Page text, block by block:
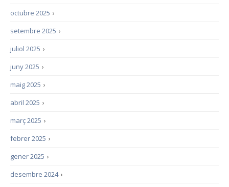
›
octubre 2025
›
setembre 2025
›
juliol 2025
›
juny 2025
›
maig 2025
›
abril 2025
›
març 2025
›
febrer 2025
›
gener 2025
›
desembre 2024